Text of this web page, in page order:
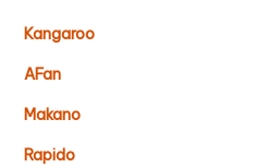
Kangaroo
AFan
Makano
Rapido